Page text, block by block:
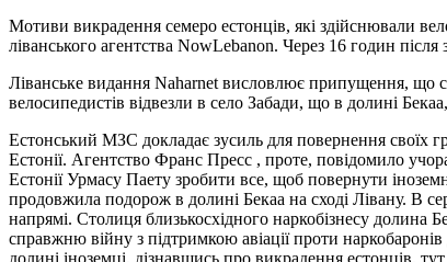
Мотиви викрадення семеро естонців, які здійснювали
ліванського агентства NowLebanon. Через 16 годин
Ліванське видання Naharnet висловлює припущення, що
велосипедистів відвезли в село Забади, що в долині
Естонський МЗС докладає зусиль для повернення своїх
Естонії. Агентство Франс Пресс , проте, повідомило
Естонії Урмасу Паету зробити все, щоб повернути
продовжила подорож в долині Бекаа на сході Лівану. В
напрямі. Столиця близькосхідного наркобізнесу
справжню війну з підтримкою авіації проти